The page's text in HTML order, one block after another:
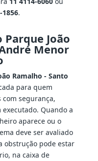
1856.
João
Menor
Ramalho - Santo
para quem
segurança,
Quando a
aparece ou o
deve ser avaliado
obstrução pode estar
na caixa de